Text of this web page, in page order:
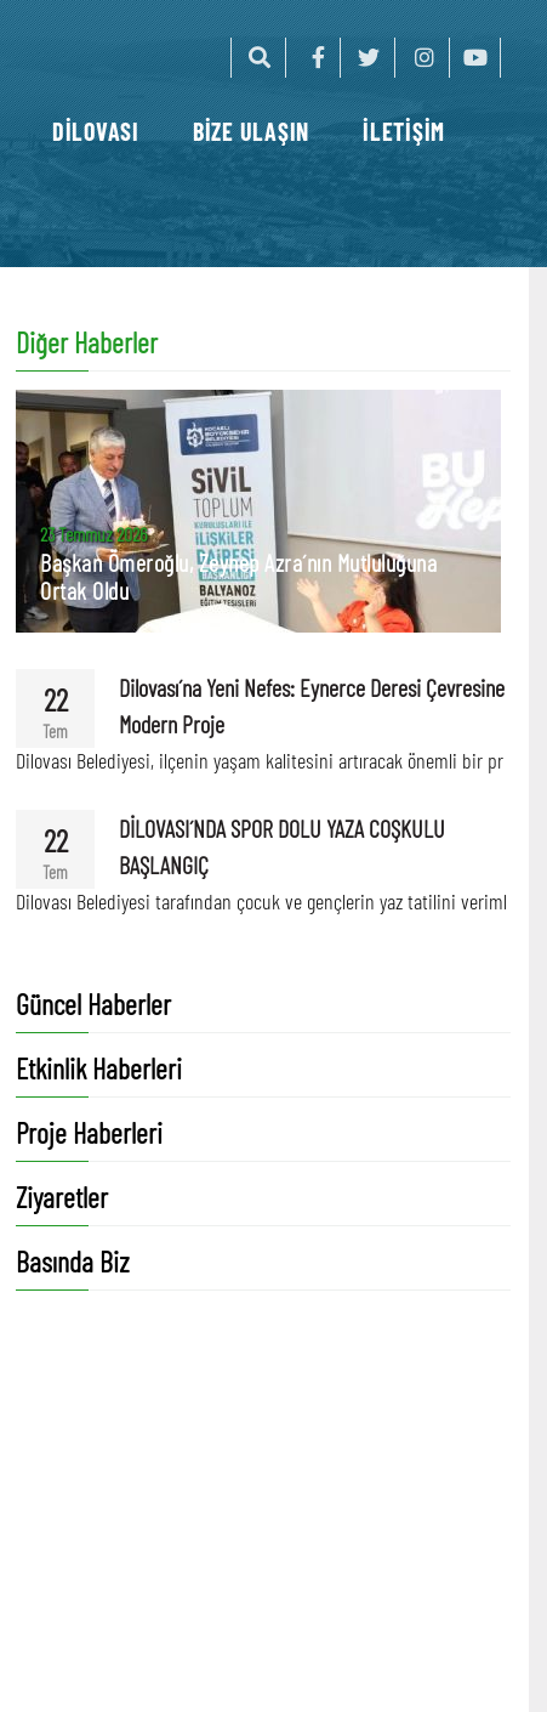
DİLOVASI BİZE ULAŞIN İLETİŞİM
Diğer Haberler
23 Temmuz 2026
Başkan Ömeroğlu, Zeynep Azra´nın Mutluluğuna
Ortak Oldu
22
Tem
Dilovası´na Yeni Nefes: Eynerce Deresi Çevresine
Modern Proje
Dilovası Belediyesi, ilçenin yaşam kalitesini artıracak önemli bir pr
22
Tem
DİLOVASI´NDA SPOR DOLU YAZA COŞKULU
BAŞLANGIÇ
Dilovası Belediyesi tarafından çocuk ve gençlerin yaz tatilini veriml
Güncel Haberler
Etkinlik Haberleri
Proje Haberleri
Ziyaretler
Basında Biz